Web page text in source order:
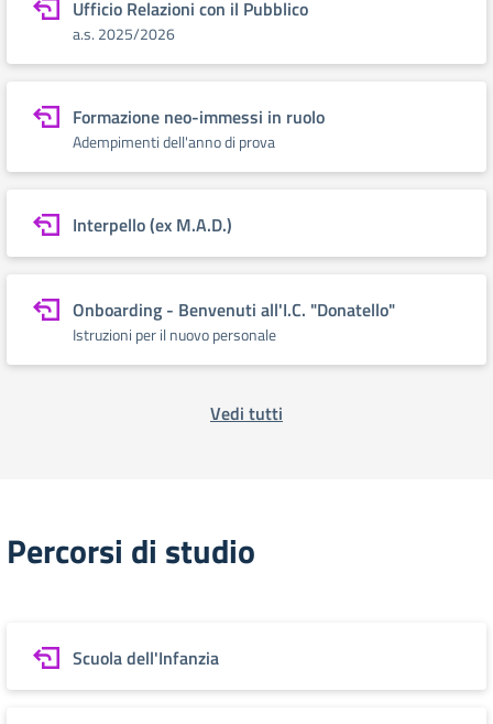
Ufficio Relazioni con il Pubblico
a.s. 2025/2026
Formazione neo-immessi in ruolo
Adempimenti dell'anno di prova
Interpello (ex M.A.D.)
Onboarding - Benvenuti all'I.C. "Donatello"
Istruzioni per il nuovo personale
Vedi tutti
Percorsi di studio
Scuola dell'Infanzia